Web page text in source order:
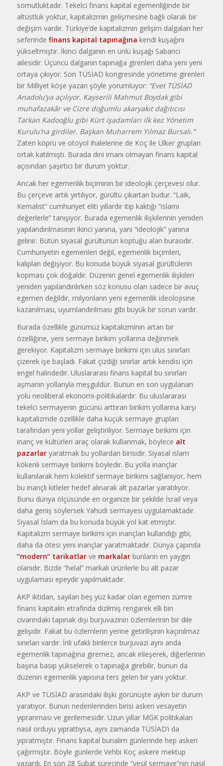
somutluktadır. Tekelci finans kapital egemenliğinde bir
altüstlük yoktur, kapitalizmin gelişmesine bağlı olarak bir
değişim vardır. Türkiye’de kapitalizmin gelişim dalgaları her
seferinde finans kapital tapınağına kendi kuşağını
yükseltmiştir. İkinci dalganın en ünlü kuşağı Sabancı
ailesidir. Üçüncü dalganın tapınağa girenleri daha yeni yeni
ortaya çıkıyor. Son TÜSİAD kongresinde yönetime girenleri
bir Milliyet köşe yazarı şöyle yorumluyor: “Evet TÜSİAD
Anadolu’ya açılıyor. Kayserili Mahmut Boydak gibi
muhafazakâr ve Cizre doğumlu akaryakıt dağıtıcısı
Tarkan Kadooğlu gibi Kürt işadamları ilk kez Yönetim
Kurulu’na girdiler. Başkan Muharrem Yılmaz Bursalı.”
Zaten köprü ve otoyol ihalelerine de Koç ile Ülker grupları
ortak katılmıştı. Burada dini imanı olmayan finans kapital
açısından şaşırtıcı bir durum yoktur.
Ancak her egemenlik biçiminin bir ideolojik çerçevesi olur.
Bu çerçeve artık yırtılıyor, gürültü çıkartan budur. “Laik,
Kemalist” cumhuriyet eliti yıllardır itip kaktığı “islami
değerlerle” tanışıyor. Burada egemenlik ilişkilerinin yeniden
yapılandırılmasının ikinci yanına, yani “ideolojik” yanına
gelinir. Bütün siyasal gürültünün koptuğu alan burasıdır.
Cumhuriyetin egemenleri değil, egemenlik biçimleri,
kalıpları değişiyor. Bu konuda büyük siyasal gürültülerin
kopması çok doğaldır. Düzenin genel egemenlik ilişkileri
yeniden yapılandırılırken söz konusu olan sadece bir avuç
egemen değildir, milyonların yeni egemenlik ideolojisine
kazanılması, uyumlandırılması gibi büyük bir sorun vardır.
Burada özellikle günümüz kapitalizminin artan bir
özelliğine, yeni sermaye birikim yollarına değinmek
gerekiyor. Kapitalizm sermaye birikimi için ulus sınırları
çizerek işe başladı. Fakat çizdiği sınırlar artık kendisi için
engel halindedir. Uluslararası finans kapital bu sınırları
aşmanın yollarıyla meşguldür. Bunun en son uygulanan
yolu neoliberal ekonomi-politikalardır. Bu uluslararası
tekelci sermayenin gücünü arttıran birikim yollarına karşı
kapitalizmde özellikle daha küçük sermaye grupları
tarafından yeni yollar geliştiriliyor. Sermaye birikimi için
inanç ve kültürleri araç olarak kullanmak, böylece alt
pazarlaryaratmak bu yollardan birisidir. Siyasal islam
kökenli sermaye birikimi böyledir. Bu yolla inançlar
kullanılarak hem kolektif sermaye birikimi sağlanıyor, hem
bu inançlı kitleler hedef alınarak alt pazarlar yaratılıyor.
Bunu dünya ölçüsünde en organize bir şekilde İsrail veya
daha geniş söylersek Yahudi sermayesi uygulamaktadır.
Siyasal İslam da bu konuda büyük yol kat etmiştir.
Kapitalizm sermaye birikimi için inançları kullandığı gibi,
daha da ötesi yeni inançlar yaratmaktadır. Dünya çapında
“modern” tarikatlarve markalarbunların en yaygın
olanıdır. Bizde “helal” markalı ürünlerle bu alt pazar
uygulaması epeydir yapılmaktadır.
AKP iktidarı, sayıları beş yüz kadar olan egemen zümre
finans kapitalin etrafında dizilmiş rengarek elli bin
civarındaki tapınak dışı burjuvazinin özlemlerinin bir dile
gelişidir. Fakat bu özlemlerin yerine getirilişinin kaçınılmaz
sınırları vardır. İrili ufaklı binlerce burjuvazi aynı anda
egemenlik tapınağına giremez, ancak irileşerek, diğerlerinin
başına basıp yükselerek o tapınağa girebilir, bunun da
düzenin egemenlik yapısına ters gelen bir yanı yoktur.
AKP ve TÜSİAD arasındaki ilişki görünüşte aykırı bir durum
yaratıyor. Bunun nedenlerinden birisi askeri vesayetin
yıpranması ve gerilemesidir. Uzun yıllar MGK politikaları
nasıl orduyu yıprattıysa, aynı zamanda TÜSİAD’ı da
yıpratmıştır. Finans kapital bunalım günlerinde hep askeri
çağırmıştır. Böyle günlerde Vehbi Koç askere mektup
yazardı. En son 28 Şubat sürecinde “yeşil sermaye”nin nasıl